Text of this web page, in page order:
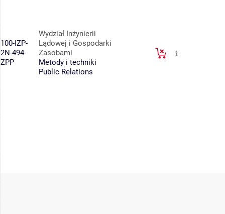
100-IZP-
2N-494-
ZPP
Wydział Inżynierii
Lądowej i Gospodarki
Zasobami
Metody i techniki
Public Relations